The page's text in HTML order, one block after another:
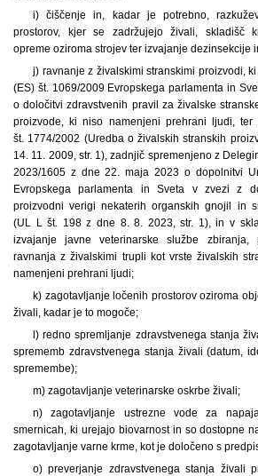
i) čiščenje in, kadar je potrebno,
prostorov, kjer se zadržujejo živali, skladišč
opreme oziroma strojev ter izvajanje dezinsekcije
j) ravnanje z živalskimi stranskimi proizvodi,
(ES) št. 1069/2009 Evropskega parlamenta in
o določitvi zdravstvenih pravil za živalske
proizvode, ki niso namenjeni prehrani ljudi, ter
št. 1774/2002 (Uredba o živalskih stranskih
14. 11. 2009, str. 1), zadnjič spremenjeno z
2023/1605 z dne 22. maja 2023 o dopolnitvi
Evropskega parlamenta in Sveta v zvezi z
proizvodni verigi nekaterih organskih gnojil in
(UL L št. 198 z dne 8. 8. 2023, str. 1), in v
izvajanje javne veterinarske službe zbiranja,
ravnanja z živalskimi trupli kot vrste živalskih
namenjeni prehrani ljudi;
k) zagotavljanje ločenih prostorov oziroma
živali, kadar je to mogoče;
l) redno spremljanje zdravstvenega stanja
sprememb zdravstvenega stanja živali (datum,
spremembe);
m) zagotavljanje veterinarske oskrbe živali;
n) zagotavljanje ustrezne vode za
smernicah, ki urejajo biovarnost in so dostopne
zagotavljanje varne krme, kot je določeno s
o) preverjanje zdravstvenega stanja živali